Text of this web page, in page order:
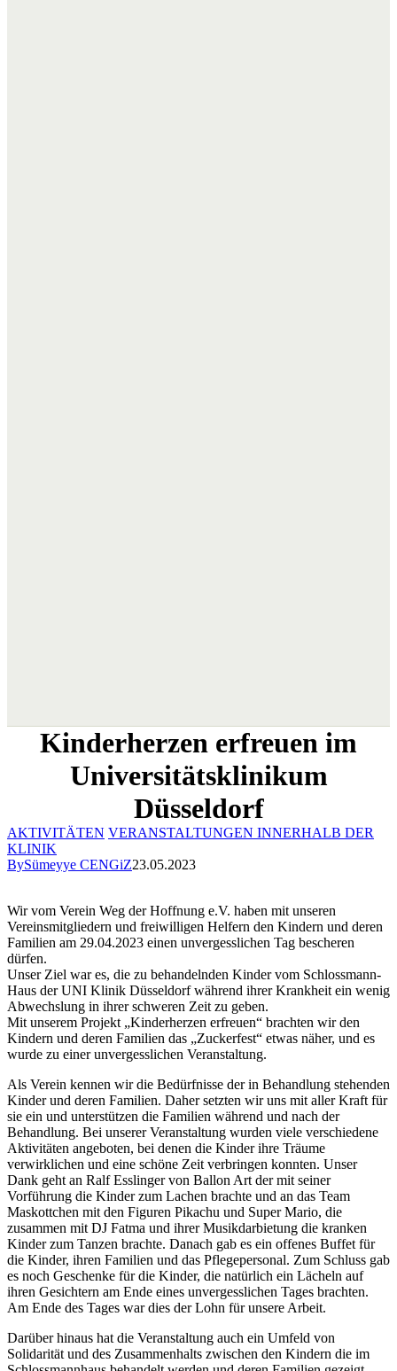
Kinderherzen erfreuen im
Universitätsklinikum
Düsseldorf
AKTIVITÄTEN VERANSTALTUNGEN INNERHALB DER
KLINIK
BySümeyye CENGiZ23.05.2023
Wir vom Verein Weg der Hoffnung e.V. haben mit unseren
Vereinsmitgliedern und freiwilligen Helfern den Kindern und deren
Familien am 29.04.2023 einen unvergesslichen Tag bescheren
dürfen.
Unser Ziel war es, die zu behandelnden Kinder vom Schlossmann-
Haus der UNI Klinik Düsseldorf während ihrer Krankheit ein wenig
Abwechslung in ihrer schweren Zeit zu geben.
Mit unserem Projekt „Kinderherzen erfreuen“ brachten wir den
Kindern und deren Familien das „Zuckerfest“ etwas näher, und es
wurde zu einer unvergesslichen Veranstaltung.
Als Verein kennen wir die Bedürfnisse der in Behandlung stehenden
Kinder und deren Familien. Daher setzten wir uns mit aller Kraft für
sie ein und unterstützen die Familien während und nach der
Behandlung. Bei unserer Veranstaltung wurden viele verschiedene
Aktivitäten angeboten, bei denen die Kinder ihre Träume
verwirklichen und eine schöne Zeit verbringen konnten. Unser
Dank geht an Ralf Esslinger von Ballon Art der mit seiner
Vorführung die Kinder zum Lachen brachte und an das Team
Maskottchen mit den Figuren Pikachu und Super Mario, die
zusammen mit DJ Fatma und ihrer Musikdarbietung die kranken
Kinder zum Tanzen brachte. Danach gab es ein offenes Buffet für
die Kinder, ihren Familien und das Pflegepersonal. Zum Schluss gab
es noch Geschenke für die Kinder, die natürlich ein Lächeln auf
ihren Gesichtern am Ende eines unvergesslichen Tages brachten.
Am Ende des Tages war dies der Lohn für unsere Arbeit.
Darüber hinaus hat die Veranstaltung auch ein Umfeld von
Solidarität und des Zusammenhalts zwischen den Kindern die im